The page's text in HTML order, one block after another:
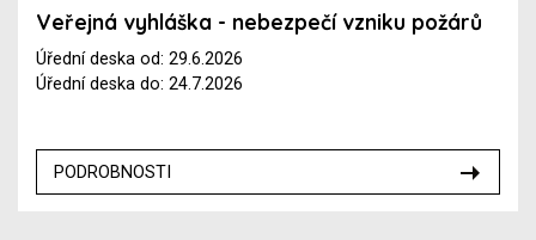
Veřejná vyhláška - nebezpečí vzniku požárů
Úřední deska od: 29.6.2026
Úřední deska do: 24.7.2026
PODROBNOSTI